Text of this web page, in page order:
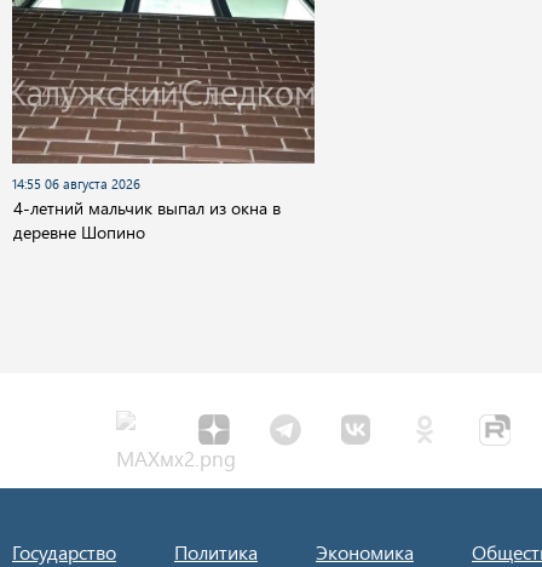
14:55 06 августа 2026
4-летний мальчик выпал из окна в
деревне Шопино
Государство Политика Экономика